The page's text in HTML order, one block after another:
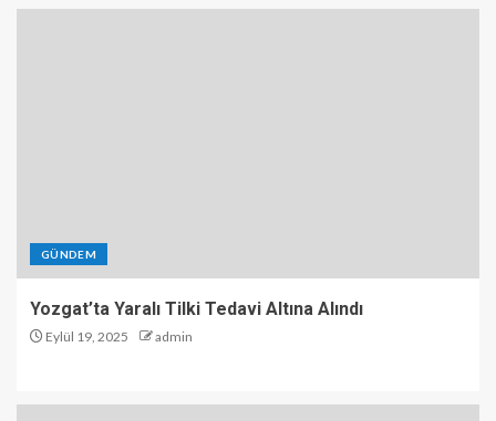
GÜNDEM
Yozgat’ta Yaralı Tilki Tedavi Altına Alındı
Eylül 19, 2025 admin